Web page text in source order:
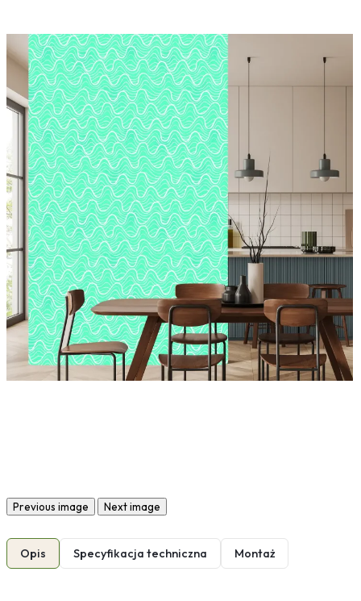
Previous image Next image
Opis Specyfikacja techniczna Montaż